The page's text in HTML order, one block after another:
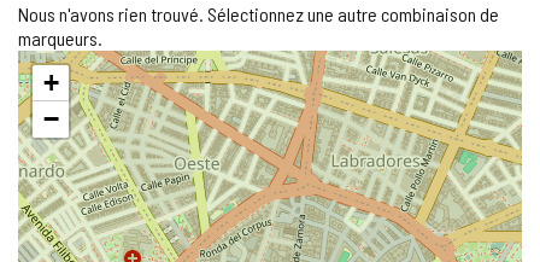
Nous n'avons rien trouvé. Sélectionnez une autre combinaison de
marqueurs.
Sauter
la
carte
+
−